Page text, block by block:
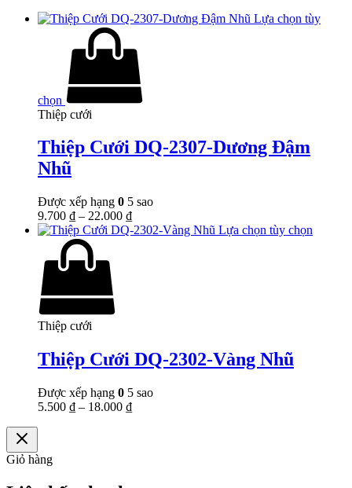
Lựa chọn tùy
chọn
Thiệp cưới
Thiệp Cưới DQ-2307-Dương Đậm
Nhũ
Được xếp hạng 0 5 sao
9.700 ₫ – 22.000 ₫
Lựa chọn tùy chọn
Thiệp cưới
Thiệp Cưới DQ-2302-Vàng Nhũ
Được xếp hạng 0 5 sao
5.500 ₫ – 18.000 ₫
Giỏ hàng